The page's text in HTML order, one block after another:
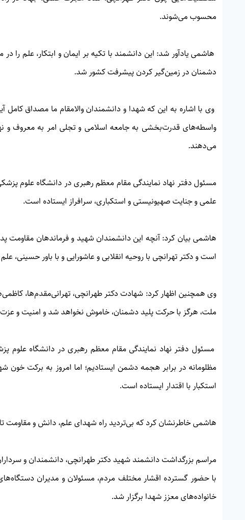
محسوب می‌شوند.
هاشمی یادآور شد: این دانشمند با تکیه بر ایمان و ابتکار، علم
دشمنان در زمین‌گیر کردن پیشرفت کشور شد.
وی با اشاره به این که شهدا و دانشمندان والامقام ما مصداق کامل
واسطه‌های قدرت‌بخشی به جامعه اسلامی و تجلی امر به معروف و
می‌دهند.
مسئول دفتر نهاد نمایندگی مقام معظم رهبری در دانشگاه علوم
علمی و جنایت صهیونیستی و استکباری، سرافراز ایستاده است.
هاشمی بیان کرد: آنچه این دانشمندان شهید و فرماندهان مقاومت
است و دکتر تهرانچی با روحیه انقلابی و عاشورایی و با باور حسینی،
وی همچنین اظهار کرد: شهادت دکتر طهرانچی، تهرانی‌مقدم‌ها،
ملت، هرگز با حرکت پلید دشمنان، خاموش نخواهد شد و امنیت و عزت
مسئول دفتر نهاد نمایندگی مقام معظم رهبری در دانشگاه علوم
مظلومانه در برابر هجمه دشمن ایستادیم؛ اما امروز به برکت خون
استکبار با اقتدار ایستاده است.
هاشمی خاطرنشان کرد که بی‌تردید راه شهدای علم، دانش و
با حضور گسترده اقشار مختلف مردم، مسئولان و مدیران
خانواده‌های معزز شهدا برگزار شد.